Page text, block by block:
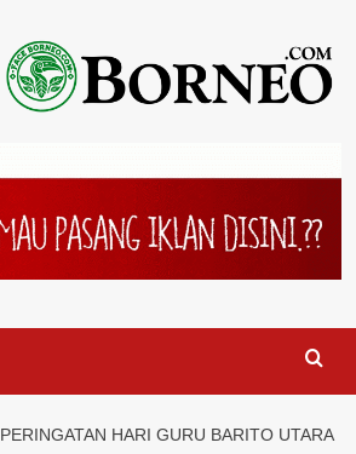
PERINGATAN HARI GURU BARITO UTARA